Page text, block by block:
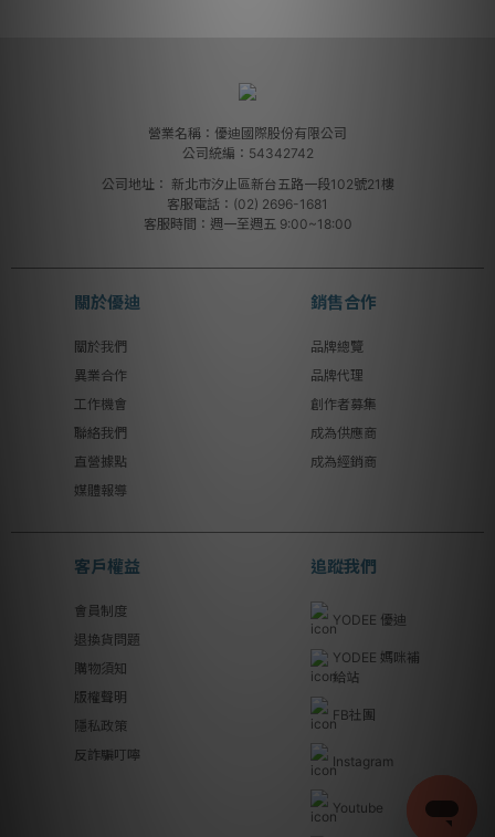
營業名稱：優迪國際股份有限公司
公司統編：54342742
公司地址： 新北市汐止區新台五路一段102號21樓
客服電話：(02) 2696-1681
客服時間：週一至週五 9:00~18:00
關於優迪
關於我們
異業合作
工作機會
聯絡我們
直營據點
媒體報導
銷售合作
品牌總覽
品牌代理
創作者募集
成為供應商
成為經銷商
客戶權益
會員制度
退換貨問題
購物須知
版權聲明
隱私政策
反詐騙叮嚀
追蹤我們
YODEE 優迪
YODEE 媽咪補
給站
FB社團
Instagram
Youtube